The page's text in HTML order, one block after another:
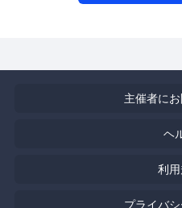
主催者に
ヘ
利
プライバ